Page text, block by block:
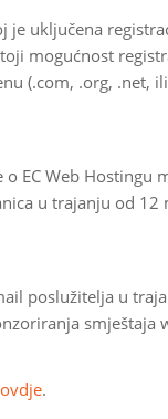
je uključena
mogućnost
(.com, .org, .net,
EC Web Hostingu
u trajanju od 12
poslužitelja u
smještaja
ovdje.